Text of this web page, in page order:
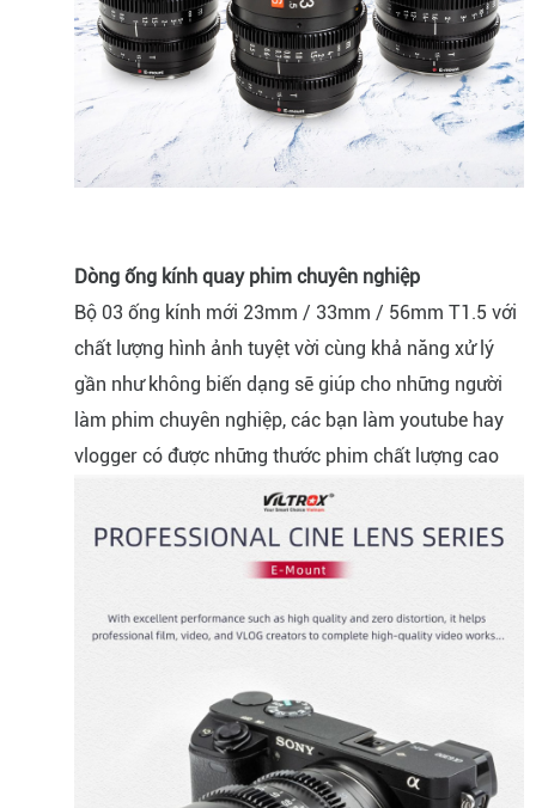
Dòng ống kính quay phim chuyên nghiệp
Bộ 03 ống kính mới 23mm / 33mm / 56mm T1.5 với
chất lượng hình ảnh tuyệt vời cùng khả năng xử lý
gần như không biến dạng sẽ giúp cho những người
làm phim chuyên nghiệp, các bạn làm youtube hay
vlogger có được những thước phim chất lượng cao